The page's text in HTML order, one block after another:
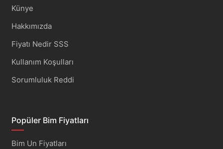
Künye
Hakkımızda
Fiyatı Nedir SSS
Kullanım Koşulları
Sorumluluk Reddi
Popüler Bim Fiyatları
Bim Un Fiyatları